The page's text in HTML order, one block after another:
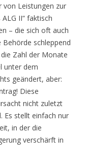
von Leistungen zur
II“ faktisch
– die sich oft auch
Behörde schleppend
Zahl der Monate
unter dem
geändert, aber:
Diese
nicht zuletzt
Es stellt einfach nur
in der die
verschärft in